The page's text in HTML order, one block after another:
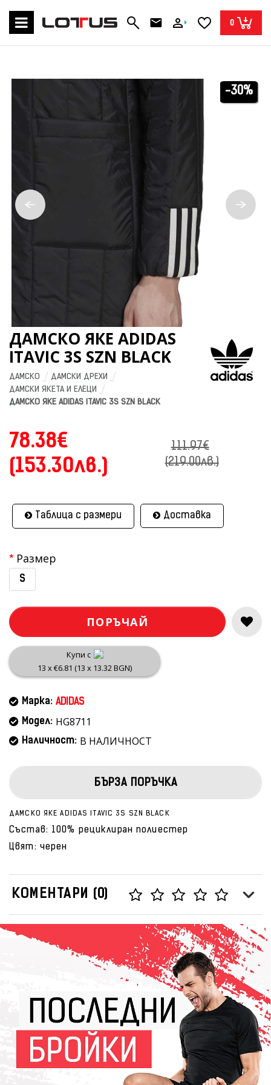
0
-30%
ДАМСКО ЯКЕ ADIDAS
ITAVIC 3S SZN BLACK
ДАМСКО
ДАМСКИ ДРЕХИ
ДАМСКИ ЯКЕТА И ЕЛЕЦИ
ДАМСКО ЯКЕ ADIDAS ITAVIC 3S SZN BLACK
78.38€
(153.30лв.)
111.97€
(219.00лв.)
Таблица с размери Доставка
Размер
S
ПОРЪЧАЙ
Купи с
13 x €6.81 (13 x 13.32 BGN)
Марка: ADIDAS
Модел: HG8711
Наличност: В НАЛИЧНОСТ
БЪРЗА ПОРЪЧКА
ДАМСКО ЯКЕ ADIDAS ITAVIC 3S SZN BLACK
Състав: 100% рециклиран полиестер
Цвят: черен
КОМЕНТАРИ (0)